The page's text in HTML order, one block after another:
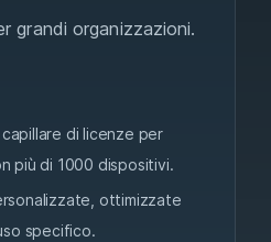
grandi organizzazioni.
di licenze per
più di 1000 dispositivi.
ottimizzate
specifico.